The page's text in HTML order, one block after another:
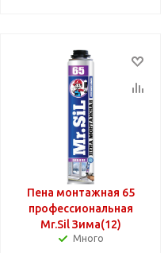
Пена монтажная 65
профессиональная
Mr.Sil Зима(12)
Много